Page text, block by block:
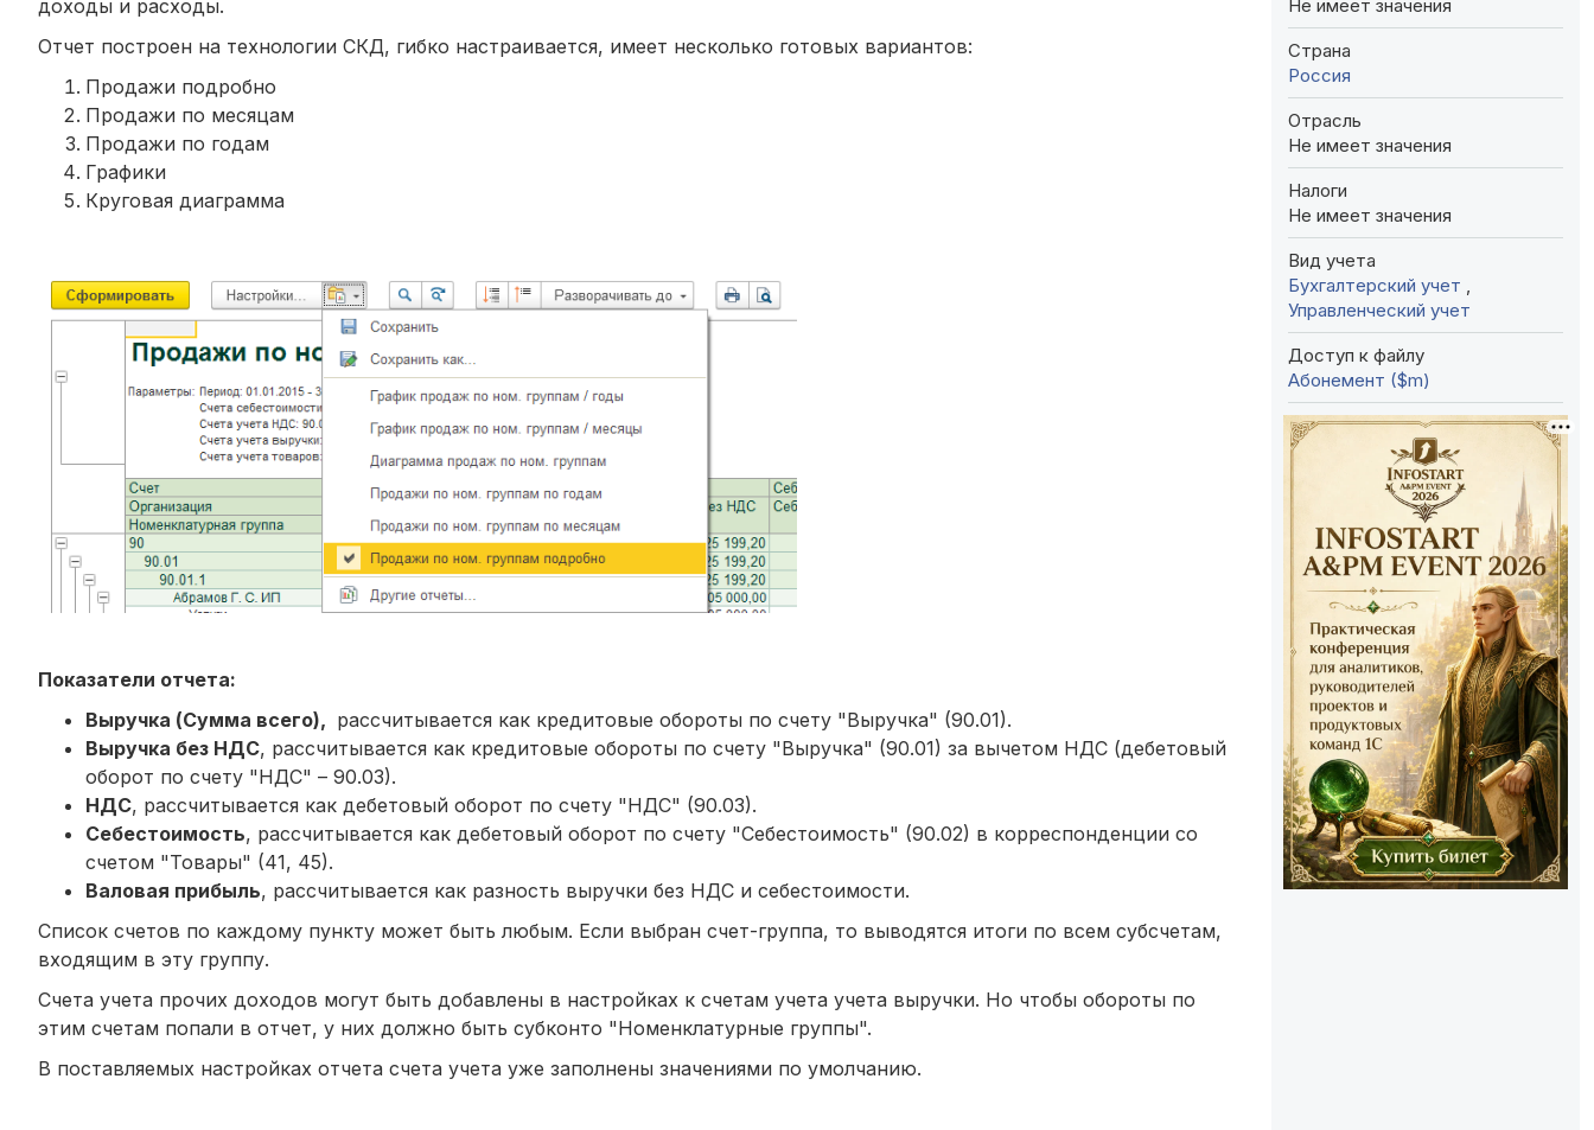
доходы и расходы.
Отчет построен на технологии СКД, гибко настраивается, имеет несколько готовых вариантов:
Продажи подробно
Продажи по месяцам
Продажи по годам
Графики
Круговая диаграмма
Показатели отчета:
Выручка (Сумма всего), рассчитывается как кредитовые обороты по счету "Выручка" (90.01).
Выручка без НДС, рассчитывается как кредитовые обороты по счету "Выручка" (90.01) за вычетом НДС (дебетовый
оборот по счету "НДС" – 90.03).
НДС, рассчитывается как дебетовый оборот по счету "НДС" (90.03).
Себестоимость, рассчитывается как дебетовый оборот по счету "Себестоимость" (90.02) в корреспонденции со
счетом "Товары" (41, 45).
Валовая прибыль, рассчитывается как разность выручки без НДС и себестоимости.
Список счетов по каждому пункту может быть любым. Если выбран счет-группа, то выводятся итоги по всем субсчетам,
входящим в эту группу.
Счета учета прочих доходов могут быть добавлены в настройках к счетам учета учета выручки. Но чтобы обороты по
этим счетам попали в отчет, у них должно быть субконто "Номенклатурные группы".
В поставляемых настройках отчета счета учета уже заполнены значениями по умолчанию.
Не имеет значения
Страна
Россия
Отрасль
Не имеет значения
Налоги
Не имеет значения
Вид учета
Бухгалтерский учет
Управленческий учет
Доступ к файлу
Абонемент ($m)